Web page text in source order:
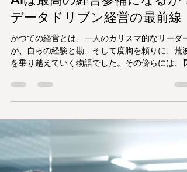
2025年8月31日
読了時間: 4分
AIの基礎知識
AIは最高の経営参補になるか？
データドリブン経営の最前線
かつての経営とは、一人のカリスマ的なリーダー
右腕――「経営参謀」の存在が不可欠でした。